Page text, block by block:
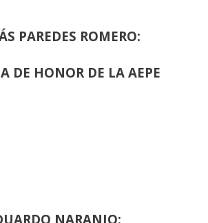
PAREDES ROMERO:
DE HONOR DE LA AEPE
NARANJO: